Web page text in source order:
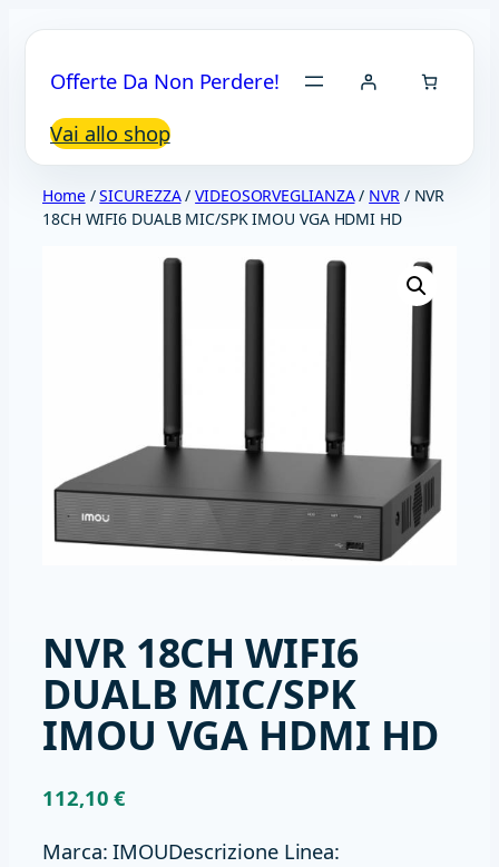
contenuto
Offerte Da Non Perdere!
Vai allo shop
Home/SICUREZZA/VIDEOSORVEGLIANZA/ NVR / NVR
18CH WIFI6 DUALB MIC/SPK IMOU VGA HDMI HD
NVR 18CH WIFI6
DUALB MIC/SPK
IMOU VGA HDMI HD
112,10€
Marca: IMOUDescrizione Linea: